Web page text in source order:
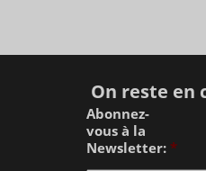
On reste en
Abonnez-
vous à la
Newsletter: *